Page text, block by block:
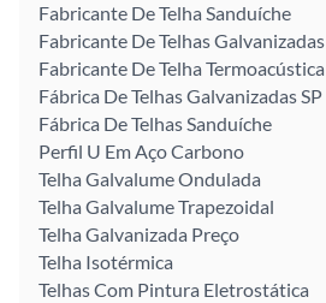
Fabricante De Telha Sanduíche
Fabricante De Telhas Galvanizadas
Fabricante De Telha Termoacústica
Fábrica De Telhas Galvanizadas SP
Fábrica De Telhas Sanduíche
Perfil U Em Aço Carbono
Telha Galvalume Ondulada
Telha Galvalume Trapezoidal
Telha Galvanizada Preço
Telha Isotérmica
Telhas Com Pintura Eletrostática